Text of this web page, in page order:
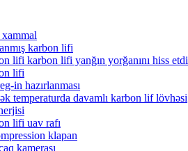
karbon lifi
lifi karbon lifi yanğın yorğanını hiss etdi
lifi
in hazırlanması
temperaturda davamlı karbon lif lövhəsi
lifi uav rafı
klapan
kamerası